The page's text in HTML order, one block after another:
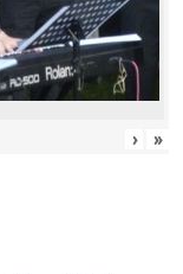
› »